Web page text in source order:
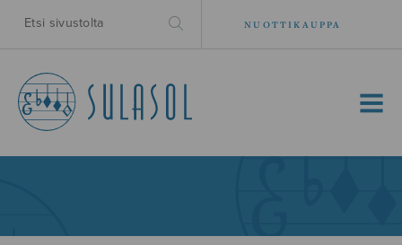
NUOTTIKAUPPA
MENU